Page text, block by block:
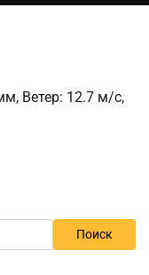
Ветер: 12.7 м/с,
Поиск